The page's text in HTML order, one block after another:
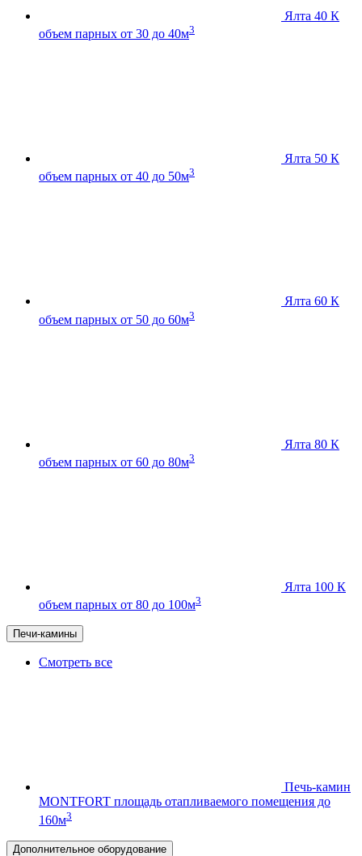
Ялта 40 К
объем парных от 30 до 40м3
Ялта 50 К
объем парных от 40 до 50м3
Ялта 60 К
объем парных от 50 до 60м3
Ялта 80 К
объем парных от 60 до 80м3
Ялта 100 К
объем парных от 80 до 100м3
Печи-камины
Смотреть все
Печь-камин
MONTFORT площадь отапливаемого помещения до
160м3
Дополнительное оборудование